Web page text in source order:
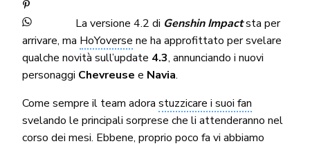
La versione 4.2 di Genshin Impactsta per
arrivare, ma HoYoverse ne ha approfittato per svelare
qualche novità sull’update 4.3, annunciando i nuovi
personaggi Chevreuse e Navia.
Come sempre il team adorastuzzicare i suoi fan
svelando le principali sorprese che li attenderanno nel
corso dei mesi. Ebbene, proprio poco fa vi abbiamo